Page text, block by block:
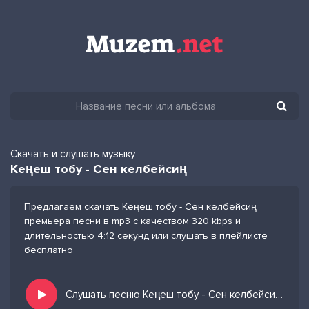
Скачать и слушать музыку
Кеңеш тобу - Сен келбейсиң
Предлагаем скачать Кеңеш тобу - Сен келбейсиң
премьера песни в mp3 с качеством 320 kbps и
длительностью 4:12 секунд или слушать в плейлисте
бесплатно
Слушать песню Кеңеш тобу - Сен келбейсиң и добавить в избранных